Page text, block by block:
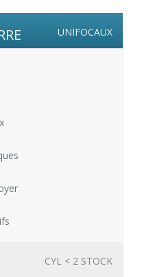
UNIFOCAUX
CYL < 2 STOCK